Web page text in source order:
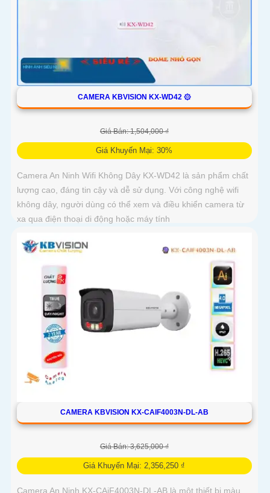
CAMERA KBVISION KX-WD42 ۞
Giá Bán: 1,504,000 ₫
Giá Khuyến Mại: 30%
Camera An Ninh Wifi Không Dây KX-WD42 là sản phẩm chất
lượng cao, đáng tin cậy và dễ sử dụng. Với công nghệ wifi
không dây, người dùng có thể xem và điều khiển camera từ
xa qua điện thoại di động hoặc máy tính
CAMERA KBVISION KX-CAIF4003N-DL-AB
Giá Bán: 3,625,000 ₫
Giá Khuyến Mại: 2,356,250 ₫
Camera An Ninh KX-CAiF4003N-DL-AB là một thiết bị màu